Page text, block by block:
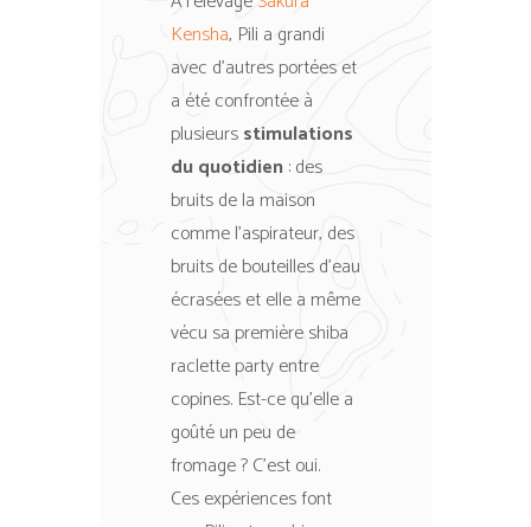
Kensha, Pili a grandi
avec d’autres portées et
a été confrontée à
plusieursstimulations
du quotidien : des
bruits de la maison
comme l’aspirateur, des
bruits de bouteilles d’eau
écrasées et elle a même
vécu sa première shiba
raclette party entre
copines. Est-ce qu’elle a
goûté un peu de
fromage ? C’est oui.
Ces expériences font